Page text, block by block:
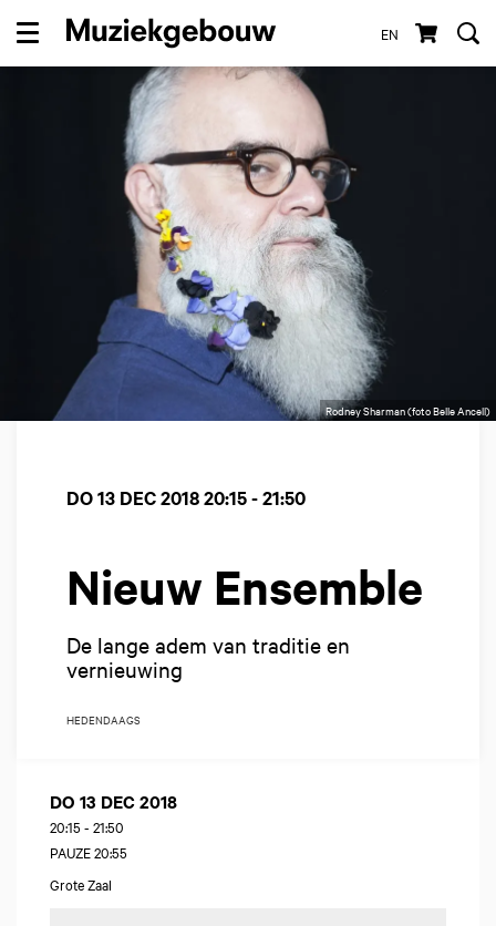
EN
Menu
Rodney Sharman (foto Belle Ancell)
Nieuw Ensemble
De lange adem van traditie en
vernieuwing
DO 13 DEC 201820:15 - 21:50
HEDENDAAGS
DO 13 DEC 2018
20:15 - 21:50
PAUZE 20:55
Grote Zaal